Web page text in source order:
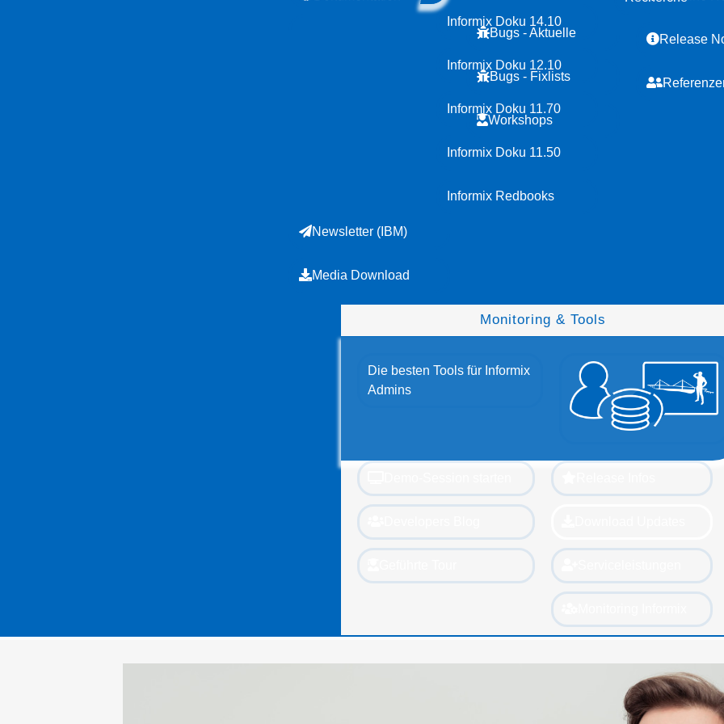
Informix Doku 14.10
Informix Doku 12.10
Informix Doku 11.70
Informix Doku 11.50
Informix Redbooks
Newsletter (IBM)
Media Download
Bugs - Aktuelle
Bugs - Fixlists
Workshops
Release
Monitoring & Tools
Die besten Tools für Informix
Admins